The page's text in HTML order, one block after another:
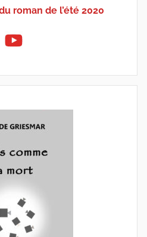
roman de l’été 2020